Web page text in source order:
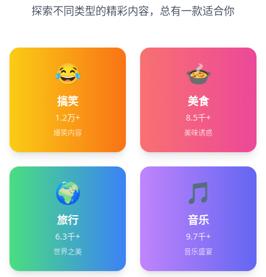
探索不同类型的精彩内容，总有一款适合你
😂
搞笑
1.2万+
爆笑内容
🍲
美食
8.5千+
美味诱惑
🌍
旅行
6.3千+
世界之美
🎵
音乐
9.7千+
音乐盛宴